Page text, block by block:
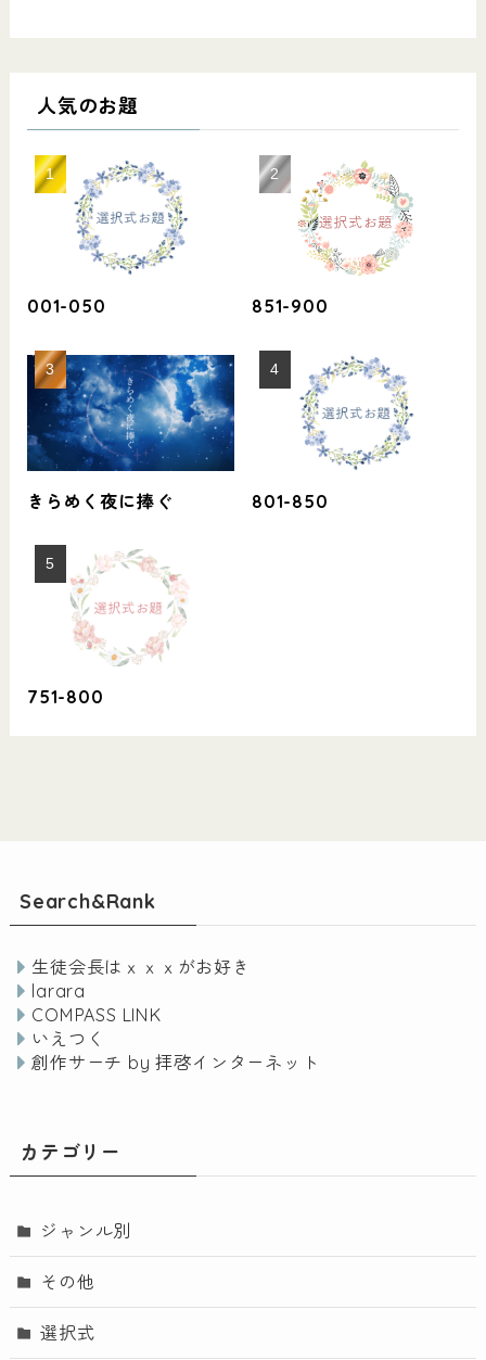
人気のお題
001-050 851-900
きらめく夜に捧ぐ 801-850
751-800
Search&Rank
生徒会長はｘｘｘがお好き
larara
COMPASS LINK
いえつく
創作サーチ by 拝啓インターネット
カテゴリー
ジャンル別
その他
選択式